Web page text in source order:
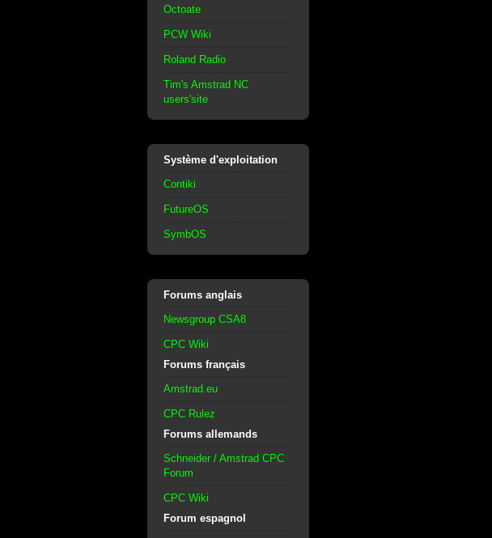
Octoate
PCW Wiki
Roland Radio
Tim's Amstrad NC
users'site
Système d'exploitation
Contiki
FutureOS
SymbOS
Forums anglais
Newsgroup CSA8
CPC Wiki
Forums français
Amstrad.eu
CPC Rulez
Forums allemands
Schneider / Amstrad CPC
Forum
CPC Wiki
Forum espagnol